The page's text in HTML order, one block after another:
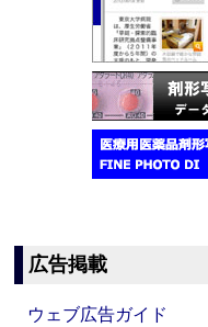
広告掲載
ウェブ広告ガイド